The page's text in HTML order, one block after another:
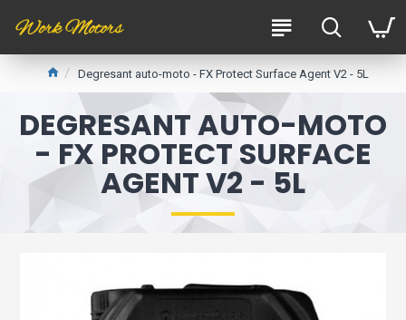
Degresant auto-moto - FX Protect Surface Agent V2 - 5L
DEGRESANT AUTO-MOTO
- FX PROTECT SURFACE
AGENT V2 - 5L